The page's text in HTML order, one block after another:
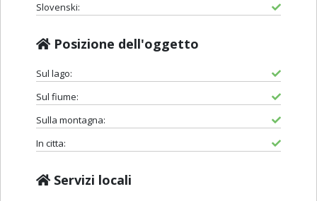
Slovenski:
Posizione dell'oggetto
Sul lago:
Sul fiume:
Sulla montagna:
In citta:
Servizi locali